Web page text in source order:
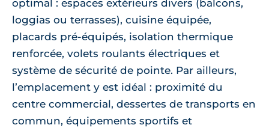
optimal : espaces extérieurs divers (balcons,
loggias ou terrasses), cuisine équipée,
placards pré-équipés, isolation thermique
renforcée, volets roulants électriques et
système de sécurité de pointe. Par ailleurs,
l’emplacement y est idéal : proximité du
centre commercial, dessertes de transports en
commun, équipements sportifs et